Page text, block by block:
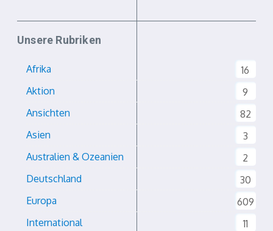
Unsere Rubriken
Afrika
16
Aktion
9
Ansichten
82
Asien
3
Australien & Ozeanien
2
Deutschland
30
Europa
609
International
11